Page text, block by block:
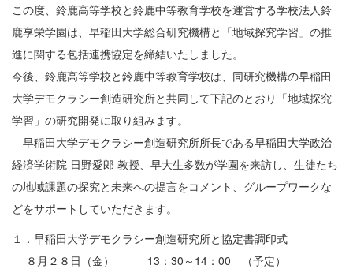
この度、鈴鹿高等学校と鈴鹿中等教育学校を運営する学校法人鈴
鹿享栄学園は、早稲田大学総合研究機構と「地域探究学習」の推
進に関する包括連携協定を締結いたしました。
今後、鈴鹿高等学校と鈴鹿中等教育学校は、同研究機構の早稲田
大学デモクラシー創造研究所と共同して下記のとおり「地域探究
学習」の研究開発に取り組みます。
早稲田大学デモクラシー創造研究所所長である早稲田大学政治
経済学術院 日野愛郎 教授、早大生多数が学園を来訪し、生徒たち
の地域課題の探究と未来への提言をコメント、グループワークな
どをサポートしていただきます。
１．早稲田大学デモクラシー創造研究所と協定書調印式
８月２８日（金） 13：30～14：00 （予定）